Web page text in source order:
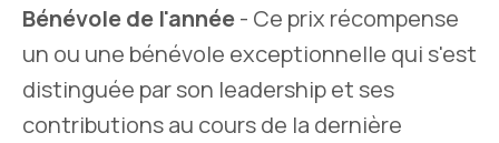
Bénévole de l'année- Ce prix récompense
un ou une bénévole exceptionnelle qui s'est
distinguée par son leadership et ses
contributions au cours de la dernière